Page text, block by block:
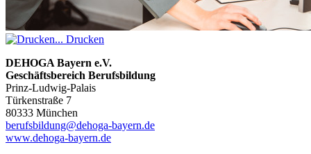
Drucken
DEHOGA Bayern e.V.
Geschäftsbereich Berufsbildung
Prinz-Ludwig-Palais
Türkenstraße 7
80333 München
berufsbildung@dehoga-bayern.de
www.dehoga-bayern.de